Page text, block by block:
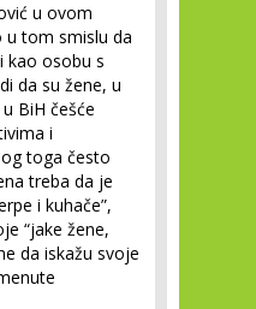
u ovom
u tom smislu da
kao osobu s
da su žene, u
BiH češće
i
toga često
treba da je
i kuhače”,
“jake žene,
da iskažu svoje